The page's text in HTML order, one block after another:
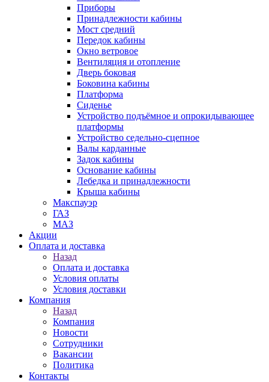
Приборы
Принадлежности кабины
Мост средний
Передок кабины
Окно ветровое
Вентиляция и отопление
Дверь боковая
Боковина кабины
Платформа
Сиденье
Устройство подъёмное и опрокидывающее
платформы
Устройство седельно-сцепное
Валы карданные
Задок кабины
Основание кабины
Лебедка и принадлежности
Крыша кабины
Макспауэр
ГАЗ
МАЗ
Акции
Оплата и доставка
Назад
Оплата и доставка
Условия оплаты
Условия доставки
Компания
Назад
Компания
Новости
Сотрудники
Вакансии
Политика
Контакты